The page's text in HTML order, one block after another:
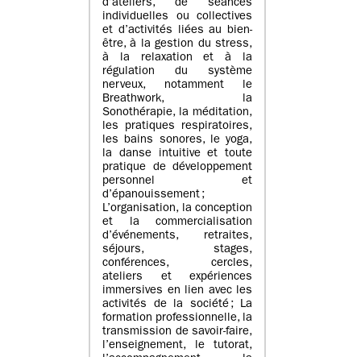
d’ateliers, de séances
individuelles ou collectives
et d’activités liées au bien-
être, à la gestion du stress,
à la relaxation et à la
régulation du système
nerveux, notamment le
Breathwork, la
Sonothérapie, la méditation,
les pratiques respiratoires,
les bains sonores, le yoga,
la danse intuitive et toute
pratique de développement
personnel et
d’épanouissement ;
L’organisation, la conception
et la commercialisation
d’événements, retraites,
séjours, stages,
conférences, cercles,
ateliers et expériences
immersives en lien avec les
activités de la société ; La
formation professionnelle, la
transmission de savoir-faire,
l’enseignement, le tutorat,